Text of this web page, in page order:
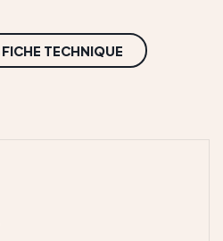
FICHE TECHNIQUE